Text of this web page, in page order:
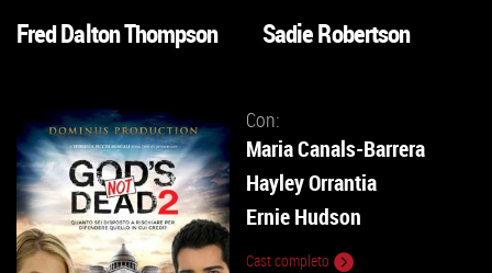
VAI
Fred Dalton Thompson
VAI
Sadie Robertson
Con:
Maria Canals-Barrera
Hayley Orrantia
Ernie Hudson
Cast completo